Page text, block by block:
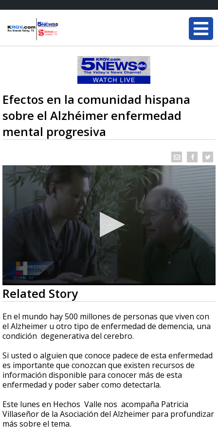
Efectos en la comunidad hispana
sobre el Alzhéimer enfermedad
mental progresiva
0
seconds
of
8
minutes,
17
seconds
Related Story
En el mundo hay 500 millones de personas que viven con
el Alzheimer u otro tipo de enfermedad de demencia, una
condición degenerativa del cerebro.
Si usted o alguien que conoce padece de esta enfermedad
es importante que conozcan que existen recursos de
información disponible para conocer más de esta
enfermedad y poder saber como detectarla.
Este lunes en Hechos Valle nos acompaña Patricia
Villaseñor de la Asociación del Alzheimer para profundizar
más sobre el tema.